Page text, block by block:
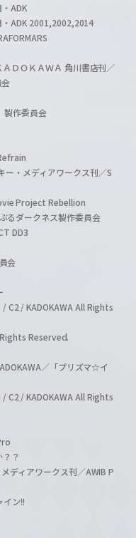
ADK
ADK 2001,2002,2014
ＤＯＫＡＷＡ 角川書店刊／
作委員会
・メディアワークス刊／S
Project Rebellion
るダークネス製作委員会
DD3
会
C2 / KADOKAWA All Rights
Reserved.
／「プリズマ☆イ
C2 / KADOKAWA All Rights
？
ディアワークス刊／AWIB P
ン!!